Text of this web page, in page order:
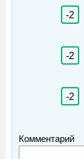
-2
-2
-2
Комментарий